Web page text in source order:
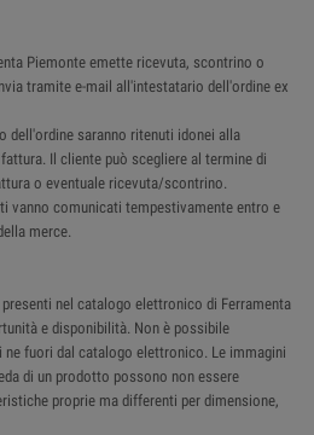
Piemonte emette ricevuta, scontrino o
tramite e-mail all'intestatario dell'ordine ex
dell'ordine saranno ritenuti idonei alla
Il cliente può scegliere al termine di
o eventuale ricevuta/scontrino.
vanno comunicati tempestivamente entro e
merce.
nel catalogo elettronico di Ferramenta
e disponibilità. Non è possibile
fuori dal catalogo elettronico. Le immagini
di un prodotto possono non essere
proprie ma differenti per dimensione,